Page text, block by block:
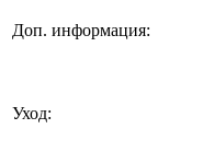
Доп. информация:
Уход: